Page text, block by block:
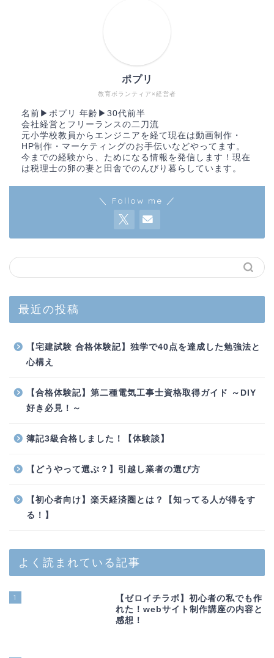
教育ボランティア×経営者
ポプリ
名前▶︎ポプリ 年齢▶︎30代前半
会社経営とフリーランスの二刀流
元小学校教員からエンジニアを経て現在は動画制作・
HP制作・マーケティングのお手伝いなどやってます。
今までの経験から、ためになる情報を発信します！現在
は税理士の卵の妻と田舎でのんびり暮らしています。
＼ Follow me ／
最近の投稿
【宅建試験 合格体験記】独学で40点を達成した勉強法と
心構え
【合格体験記】第二種電気工事士資格取得ガイド ～DIY
好き必見！～
簿記3級合格しました！【体験談】
【どうやって選ぶ？】引越し業者の選び方
【初心者向け】楽天経済圏とは？【知ってる人が得をす
る！】
よく読まれている記事
1
【ゼロイチラボ】初心者の私でも作
れた！webサイト制作講座の内容と
感想！